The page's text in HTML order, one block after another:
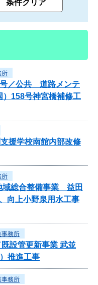
所
号／公共 道路メンテ
158号神宮橋補修工
援学校南館内部改修
所
域総合整備事業 益田
向上小野泉用水工事
事務所
設管更新事業 武並
推進工事
事務所